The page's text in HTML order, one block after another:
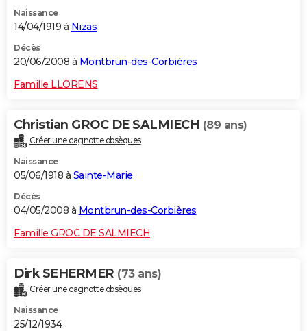
Naissance
14/04/1919 à Nizas
Décès
20/06/2008 à Montbrun-des-Corbières
Famille LLORENS
Christian GROC DE SALMIECH (89 ans)
Créer une cagnotte obsèques
Naissance
05/06/1918 à Sainte-Marie
Décès
04/05/2008 à Montbrun-des-Corbières
Famille GROC DE SALMIECH
Dirk SEHERMER (73 ans)
Créer une cagnotte obsèques
Naissance
25/12/1934